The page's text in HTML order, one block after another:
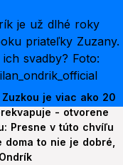
je viac ako 20
- otvorene
Presne v túto chvíľu
doma to nie je dobré,